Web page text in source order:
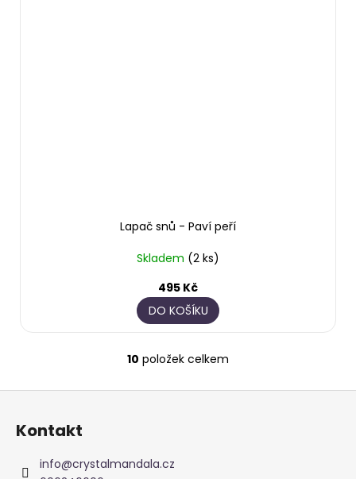
Lapač snů - Paví peří
Skladem (2 ks)
495 Kč
DO KOŠÍKU
O
v
10 položek celkem
Kontakt
info@crystalmandala.cz